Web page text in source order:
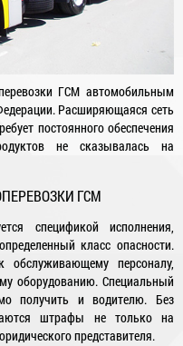
ГСМ автомобильным
Расширяющаяся сеть
постоянного обеспечения
не сказывалась на
ГСМ
спецификой исполнения,
класс опасности.
обслуживающему персоналу,
оборудованию. Специальный
получить и водителю. Без
штрафы не только на
представителя.